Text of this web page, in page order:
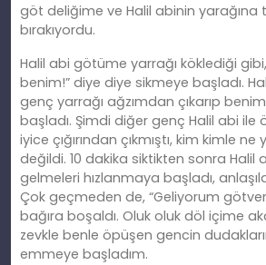
göt deliğime ve Halil abinin yarağına
bırakıyordu.
Halil abi götüme yarrağı köklediği
benim!” diye diye sikmeye başladı.
genç yarrağı ağzımdan çıkarıp
başladı. Şimdi diğer genç Halil abi ile
iyice çığırından çıkmıştı, kim kimle ne
değildi. 10 dakika siktikten sonra Halil
gelmeleri hızlanmaya başladı,
Çok geçmeden de, “Geliyorum
bağıra boşaldı. Oluk oluk döl içime
zevkle benle öpüşen gencin
emmeye başladım.